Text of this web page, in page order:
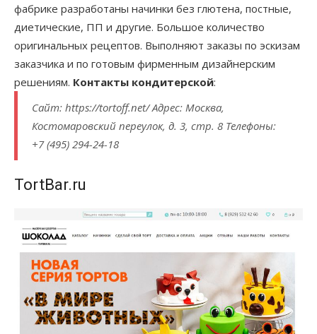
фабрике разработаны начинки без глютена, постные,
диетические, ПП и другие. Большое количество
оригинальных рецептов. Выполняют заказы по эскизам
заказчика и по готовым фирменным дизайнерским
решениям. Контакты кондитерской:
Сайт: https://tortoff.net/ Адрес: Москва,
Костомаровский переулок, д. 3, стр. 8 Телефоны:
+7 (495) 294-24-18
TortBar.ru